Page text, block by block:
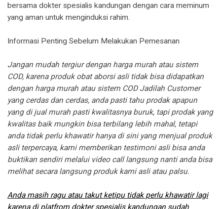
bersama dokter spesialis kandungan dengan cara meminum
yang aman untuk menginduksi rahim.
Informasi Penting Sebelum Melakukan Pemesanan
Jangan mudah tergiur dengan harga murah atau sistem
COD, karena produk obat aborsi asli tidak bisa didapatkan
dengan harga murah atau sistem COD Jadilah Customer
yang cerdas dan cerdas, anda pasti tahu prodak apapun
yang di jual murah pasti kwalitasnya buruk, tapi prodak yang
kwalitas baik mungkin bisa terbilang lebih mahal, tetapi
anda tidak perlu khawatir hanya di sini yang menjual produk
asli terpercaya, kami memberikan testimoni asli bisa anda
buktikan sendiri melalui video call langsung nanti anda bisa
melihat secara langsung produk kami asli atau palsu.
Anda masih ragu atau takut ketipu tidak perlu khawatir lagi
karena di platfrom dokter spesialis kandungan sudah